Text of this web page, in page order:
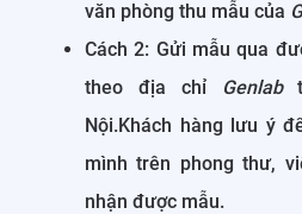
văn phòng thu mẫu của
Cách 2: Gửi mẫu qua
theo địa chỉ
Genlab
Nội.Khách hàng lưu ý
mình trên phong thư,
nhận được mẫu.